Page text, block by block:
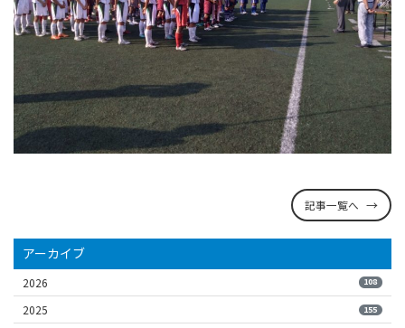
記事一覧へ
アーカイブ
2026 108
2025 155